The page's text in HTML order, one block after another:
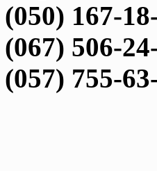
(050) 167-
(067) 506-
(057) 755-